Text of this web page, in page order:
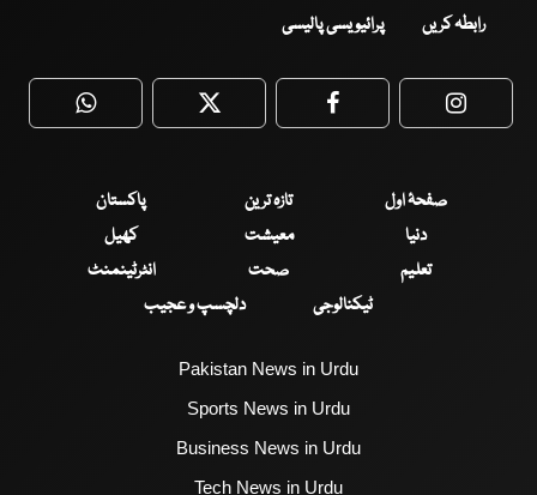
رابطہ کریں پرائیویسی پالیسی
WhatsApp Twitter Facebook
صفحۂ اول تازہ ترین
پاکستان
دنیا
معیشت
کھیل
تعلیم
صحت
انٹرٹینمنٹ
ٹیکنالوجی
دلچسپ و عجیب
Pakistan News in Urdu
Sports News in Urdu
Business News in Urdu
Tech News in Urdu